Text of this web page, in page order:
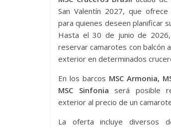
San Valentín 2027, que ofrece
para quienes deseen planificar
Hasta el 30 de junio de
reservar camarotes con balcón
exterior en determinados
En los barcos MSC Armonia,
MSC Sinfonia será posible
exterior al precio de un
La oferta incluye diversos